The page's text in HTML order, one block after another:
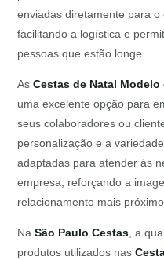
enviadas diretamente para o
facilitando a logística e
pessoas que estão longe.
AsCestas de Natal
uma excelente opção para
seus colaboradores ou
personalização e a
adaptadas para atender às
empresa, reforçando a
relacionamento mais
NaSão Paulo Cestas , a
produtos utilizados nas